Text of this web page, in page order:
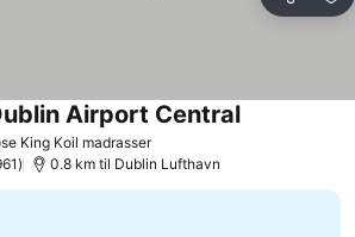
King Koil madrasser
Airport Central
0.8 km til Dublin Lufthavn